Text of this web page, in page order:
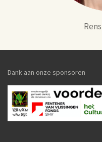
Dank aan onze sponsoren